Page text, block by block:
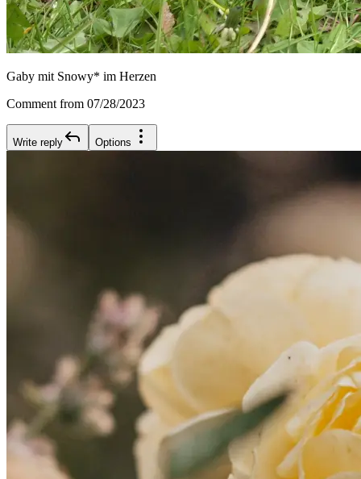
Gaby mit Snowy* im Herzen
Comment from 07/28/2023
Write reply Options